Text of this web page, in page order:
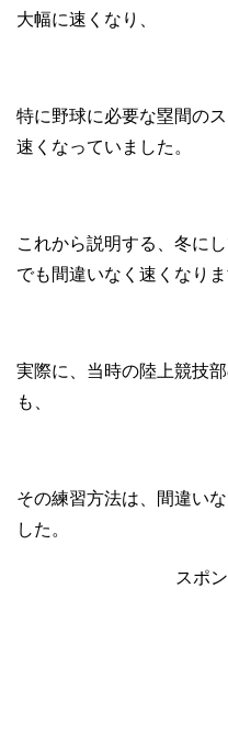
大幅に速くなり、
特に野球に必要な塁間の
速くなっていました。
これから説明する、冬に
でも間違いなく速くなりま
実際に、当時の陸上競技
も、
その練習方法は、間違い
した。
スポ